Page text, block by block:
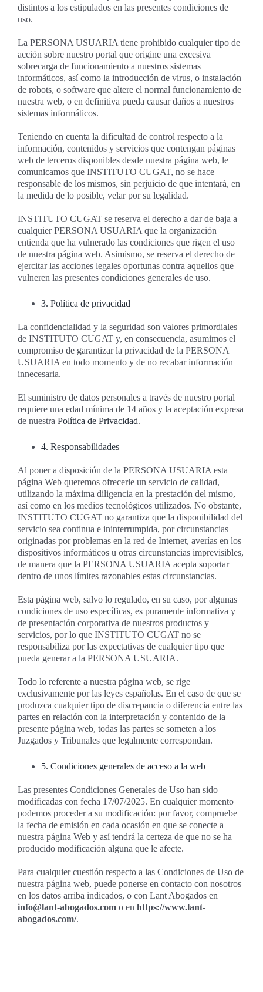
distintos a los estipulados en las presentes condiciones de
uso.
La PERSONA USUARIA tiene prohibido cualquier tipo de
acción sobre nuestro portal que origine una excesiva
sobrecarga de funcionamiento a nuestros sistemas
informáticos, así como la introducción de virus, o instalación
de robots, o software que altere el normal funcionamiento de
nuestra web, o en definitiva pueda causar daños a nuestros
sistemas informáticos.
Teniendo en cuenta la dificultad de control respecto a la
información, contenidos y servicios que contengan páginas
web de terceros disponibles desde nuestra página web, le
comunicamos que INSTITUTO CUGAT, no se hace
responsable de los mismos, sin perjuicio de que intentará, en
la medida de lo posible, velar por su legalidad.
INSTITUTO CUGAT se reserva el derecho a dar de baja a
cualquier PERSONA USUARIA que la organización
entienda que ha vulnerado las condiciones que rigen el uso
de nuestra página web. Asimismo, se reserva el derecho de
ejercitar las acciones legales oportunas contra aquellos que
vulneren las presentes condiciones generales de uso.
3. Política de privacidad
La confidencialidad y la seguridad son valores primordiales
de INSTITUTO CUGAT y, en consecuencia, asumimos el
compromiso de garantizar la privacidad de la PERSONA
USUARIA en todo momento y de no recabar información
innecesaria.
El suministro de datos personales a través de nuestro portal
requiere una edad mínima de 14 años y la aceptación expresa
de nuestra Política de Privacidad.
4. Responsabilidades
Al poner a disposición de la PERSONA USUARIA esta
página Web queremos ofrecerle un servicio de calidad,
utilizando la máxima diligencia en la prestación del mismo,
así como en los medios tecnológicos utilizados. No obstante,
INSTITUTO CUGAT no garantiza que la disponibilidad del
servicio sea continua e ininterrumpida, por circunstancias
originadas por problemas en la red de Internet, averías en los
dispositivos informáticos u otras circunstancias imprevisibles,
de manera que la PERSONA USUARIA acepta soportar
dentro de unos límites razonables estas circunstancias.
Esta página web, salvo lo regulado, en su caso, por algunas
condiciones de uso específicas, es puramente informativa y
de presentación corporativa de nuestros productos y
servicios, por lo que INSTITUTO CUGAT no se
responsabiliza por las expectativas de cualquier tipo que
pueda generar a la PERSONA USUARIA.
Todo lo referente a nuestra página web, se rige
exclusivamente por las leyes españolas. En el caso de que se
produzca cualquier tipo de discrepancia o diferencia entre las
partes en relación con la interpretación y contenido de la
presente página web, todas las partes se someten a los
Juzgados y Tribunales que legalmente correspondan.
5. Condiciones generales de acceso a la web
Las presentes Condiciones Generales de Uso han sido
modificadas con fecha 17/07/2025. En cualquier momento
podemos proceder a su modificación: por favor, compruebe
la fecha de emisión en cada ocasión en que se conecte a
nuestra página Web y así tendrá la certeza de que no se ha
producido modificación alguna que le afecte.
Para cualquier cuestión respecto a las Condiciones de Uso de
nuestra página web, puede ponerse en contacto con nosotros
en los datos arriba indicados, o con Lant Abogados en
info@lant-abogados.com o en https://www.lant-
abogados.com/.